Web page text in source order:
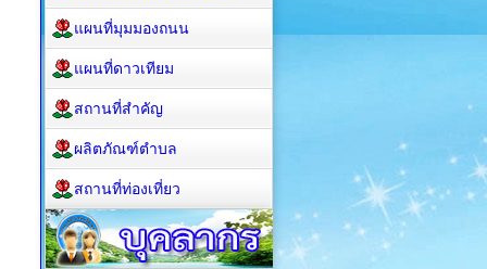
แผนที่มุมมองถนน
แผนที่ดาวเทียม
สถานที่สำคัญ
ผลิตภัณฑ์ตำบล
สถานที่ท่องเที่ยว